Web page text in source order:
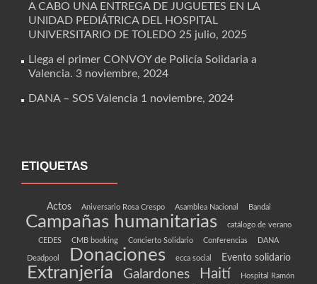
A CABO UNA ENTREGA DE JUGUETES EN LA
UNIDAD PEDIÁTRICA DEL HOSPITAL
UNIVERSITARIO DE TOLEDO 25 julio, 2025
Llega el primer CONVOY de Policía Solidaria a
Valencia. 3 noviembre, 2024
DANA – SOS Valencia 1 noviembre, 2024
ETIQUETAS
Actos Aniversario Rosa Crespo Asamblea Nacional Bandai
Campañas humanitarias
catálogo de verano
CEDES
CMB booking Concierto Solidario Conferencias DANA
Deadpool Donaciones ecca social Evento solidario
Extranjería Galardones Haití Hospital Ramón